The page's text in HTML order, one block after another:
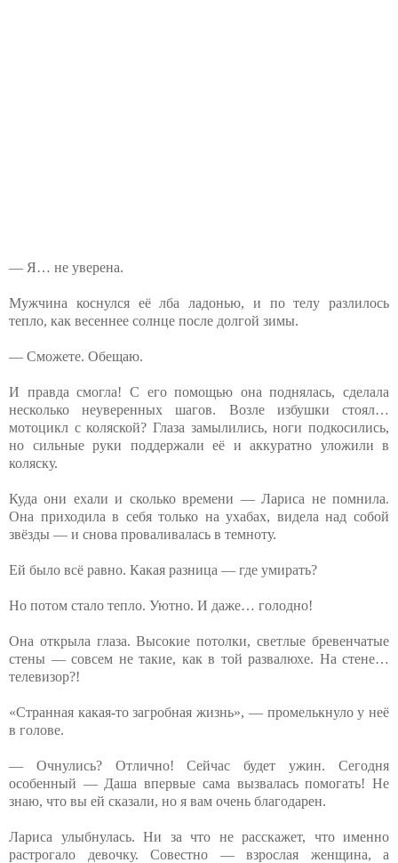
— Я… не уверена.
Мужчина коснулся её лба ладонью, и по телу разлилось
тепло, как весеннее солнце после долгой зимы.
— Сможете. Обещаю.
И правда смогла! С его помощью она поднялась, сделала
несколько неуверенных шагов. Возле избушки стоял…
мотоцикл с коляской? Глаза замылились, ноги подкосились,
но сильные руки поддержали её и аккуратно уложили в
коляску.
Куда они ехали и сколько времени — Лариса не помнила.
Она приходила в себя только на ухабах, видела над собой
звёзды — и снова проваливалась в темноту.
Ей было всё равно. Какая разница — где умирать?
Но потом стало тепло. Уютно. И даже… голодно!
Она открыла глаза. Высокие потолки, светлые бревенчатые
стены — совсем не такие, как в той развалюхе. На стене…
телевизор?!
«Странная какая-то загробная жизнь», — промелькнуло у неё
в голове.
— Очнулись? Отлично! Сейчас будет ужин. Сегодня
особенный — Даша впервые сама вызвалась помогать! Не
знаю, что вы ей сказали, но я вам очень благодарен.
Лариса улыбнулась. Ни за что не расскажет, что именно
растрогало девочку. Совестно — взрослая женщина, а